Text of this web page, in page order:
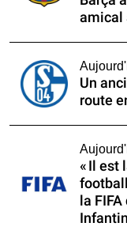
amical
Un
route
« Il est
la